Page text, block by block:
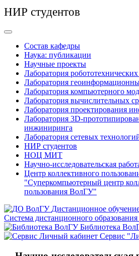
НИР студентов
Состав кафедры
Наука: публикации
Научные проекты
Лаборатория
Лаборатория
Лаборатория компьютерного
Лаборатория вычислительных
Лаборатория проектирования
Лаборатория 3D-
инжиниринга
Лаборатория сетевых
НИР студентов
НОЦ МИТ
Научно-исследовательская
Центр коллективного
"Суперкомпьютерный центр
пользования ВолГУ"
Дистанционное
Система дистанционного
Библиотека
Сервис